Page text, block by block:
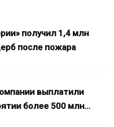
получил 1,4 млн
после пожара
выплатили
более 500 млн…